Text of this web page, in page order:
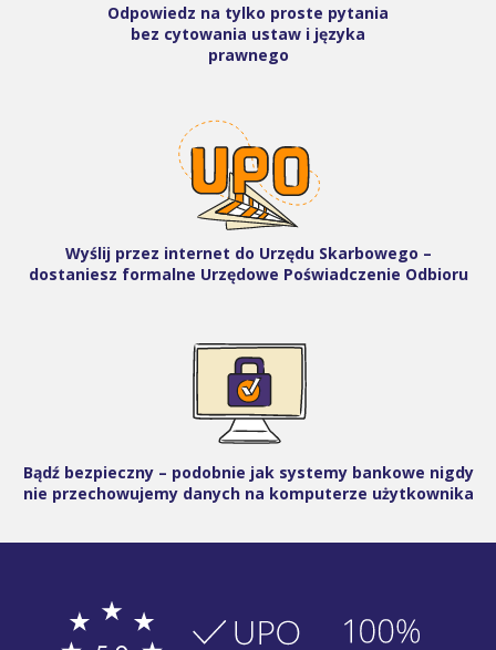
Odpowiedz na tylko proste pytania
bez cytowania ustaw i języka
prawnego
Wyślij przez internet do Urzędu Skarbowego –
dostaniesz formalne Urzędowe Poświadczenie Odbioru
Bądź bezpieczny – podobnie jak systemy bankowe nigdy
nie przechowujemy danych na komputerze użytkownika